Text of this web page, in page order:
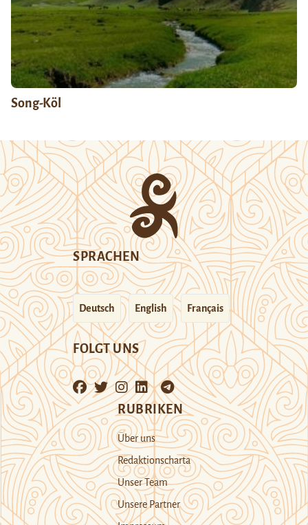
Song-Köl
SPRACHEN
Deutsch English Français
FOLGT UNS
RUBRIKEN
Über uns
Redaktionscharta
Unser Team
Unsere Partner